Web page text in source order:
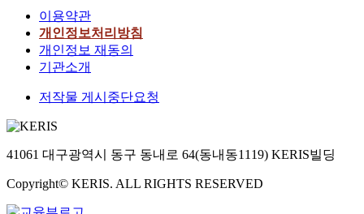
이용약관
개인정보처리방침
개인정보 재동의
기관소개
저작물 게시중단요청
41061 대구광역시 동구 동내로 64(동내동1119) KERIS빌딩
Copyright© KERIS. ALL RIGHTS RESERVED